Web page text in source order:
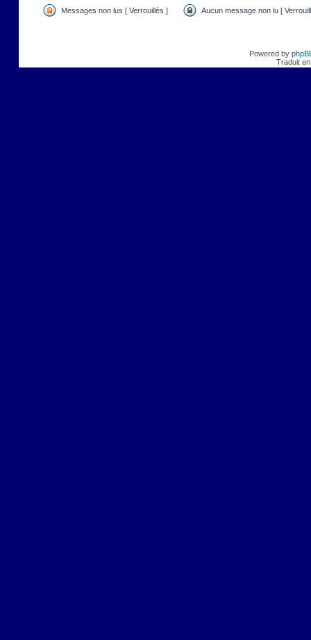
Messages non lus [ Verrouillés ] Aucun message non lu [
Powered by
Traduit